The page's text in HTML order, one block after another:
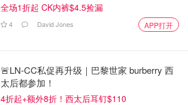
全场1折起 CK内裤$4.5捡漏
4 David Jones APP打开
🚨LN-CC私促再升级｜巴黎世家 burberry 西
太后都参加！
4折起+额外8折！西太后耳钉$110